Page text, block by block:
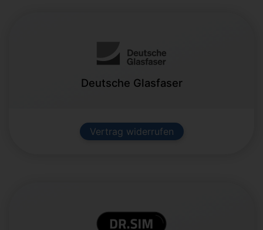
Deutsche Glasfaser
Vertrag widerrufen